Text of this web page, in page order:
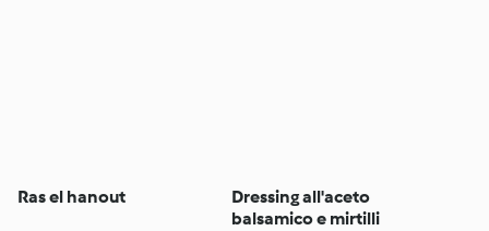
Ras el hanout
Dressing all'aceto
balsamico e mirtilli